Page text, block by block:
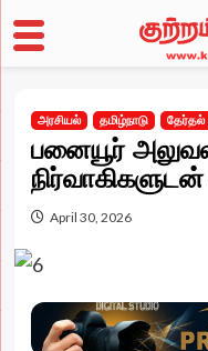
to
content
அரசியல் தமிழ்நாடு தேர்தல்
பனையூர்
April 30, 2026